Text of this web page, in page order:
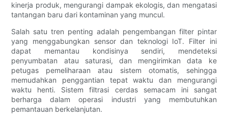
kinerja produk, mengurangi dampak ekologis, dan mengatasi
tantangan baru dari kontaminan yang muncul.
Salah satu tren penting adalah pengembangan filter pintar
yang menggabungkan sensor dan teknologi IoT. Filter ini
dapat memantau kondisinya sendiri, mendeteksi
penyumbatan atau saturasi, dan mengirimkan data ke
petugas pemeliharaan atau sistem otomatis, sehingga
memudahkan penggantian tepat waktu dan mengurangi
waktu henti. Sistem filtrasi cerdas semacam ini sangat
berharga dalam operasi industri yang membutuhkan
pemantauan berkelanjutan.